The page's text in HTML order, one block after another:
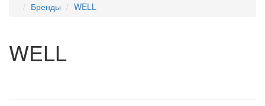
Бренды
WELL
WELL